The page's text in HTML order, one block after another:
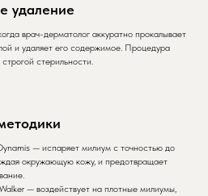
удаление
врач-дерматолог аккуратно прокалывает
и удаляет его содержимое. Процедура
стерильности.
— испаряет милиум с точностью до
окружающую кожу, и предотвращает
— воздействует на плотные милиумы,